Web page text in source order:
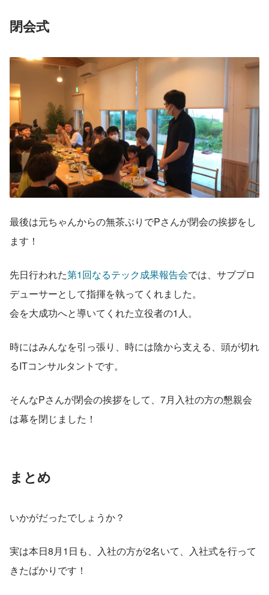
閉会式
最後は元ちゃんからの無茶ぶりでPさんが閉会の挨拶をし
ます！
先日行われた第1回なるテック成果報告会では、サブプロ
デューサーとして指揮を執ってくれました。
会を大成功へと導いてくれた立役者の1人。
時にはみんなを引っ張り、時には陰から支える、頭が切れ
るITコンサルタントです。
そんなPさんが閉会の挨拶をして、7月入社の方の懇親会
は幕を閉じました！
まとめ
いかがだったでしょうか？
実は本日8月1日も、入社の方が2名いて、入社式を行って
きたばかりです！